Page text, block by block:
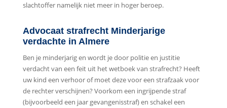
slachtoffer namelijk niet meer in hoger beroep.
Advocaat strafrecht Minderjarige
verdachte in Almere
Ben je minderjarig en wordt je door politie en justitie
verdacht van een feit uit het wetboek van strafrecht? Heeft
uw kind een verhoor of moet deze voor een strafzaak voor
de rechter verschijnen? Voorkom een ingrijpende straf
(bijvoorbeeld een jaar gevangenisstraf) en schakel een